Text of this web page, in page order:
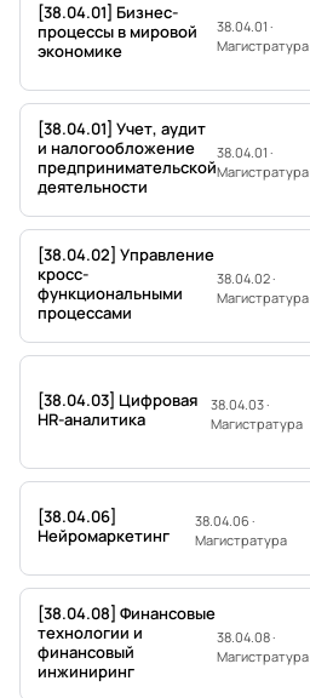
[38.04.01] Бизнес-
процессы в мировой
экономике
38.04.01 ·
Магистратура
[38.04.01] Учет, аудит
и налогообложение
предпринимательской
деятельности
38.04.01 ·
Магистратура
[38.04.02] Управление
кросс-
функциональными
процессами
38.04.02 ·
Магистратура
[38.04.03] Цифровая
HR-аналитика
38.04.03 ·
Магистратура
[38.04.06]
Нейромаркетинг
38.04.06 ·
Магистратура
[38.04.08] Финансовые
технологии и
финансовый
инжиниринг
38.04.08 ·
Магистратура